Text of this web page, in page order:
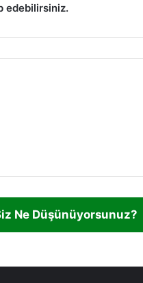
edebilirsiniz.
Ne Düşünüyorsunuz?